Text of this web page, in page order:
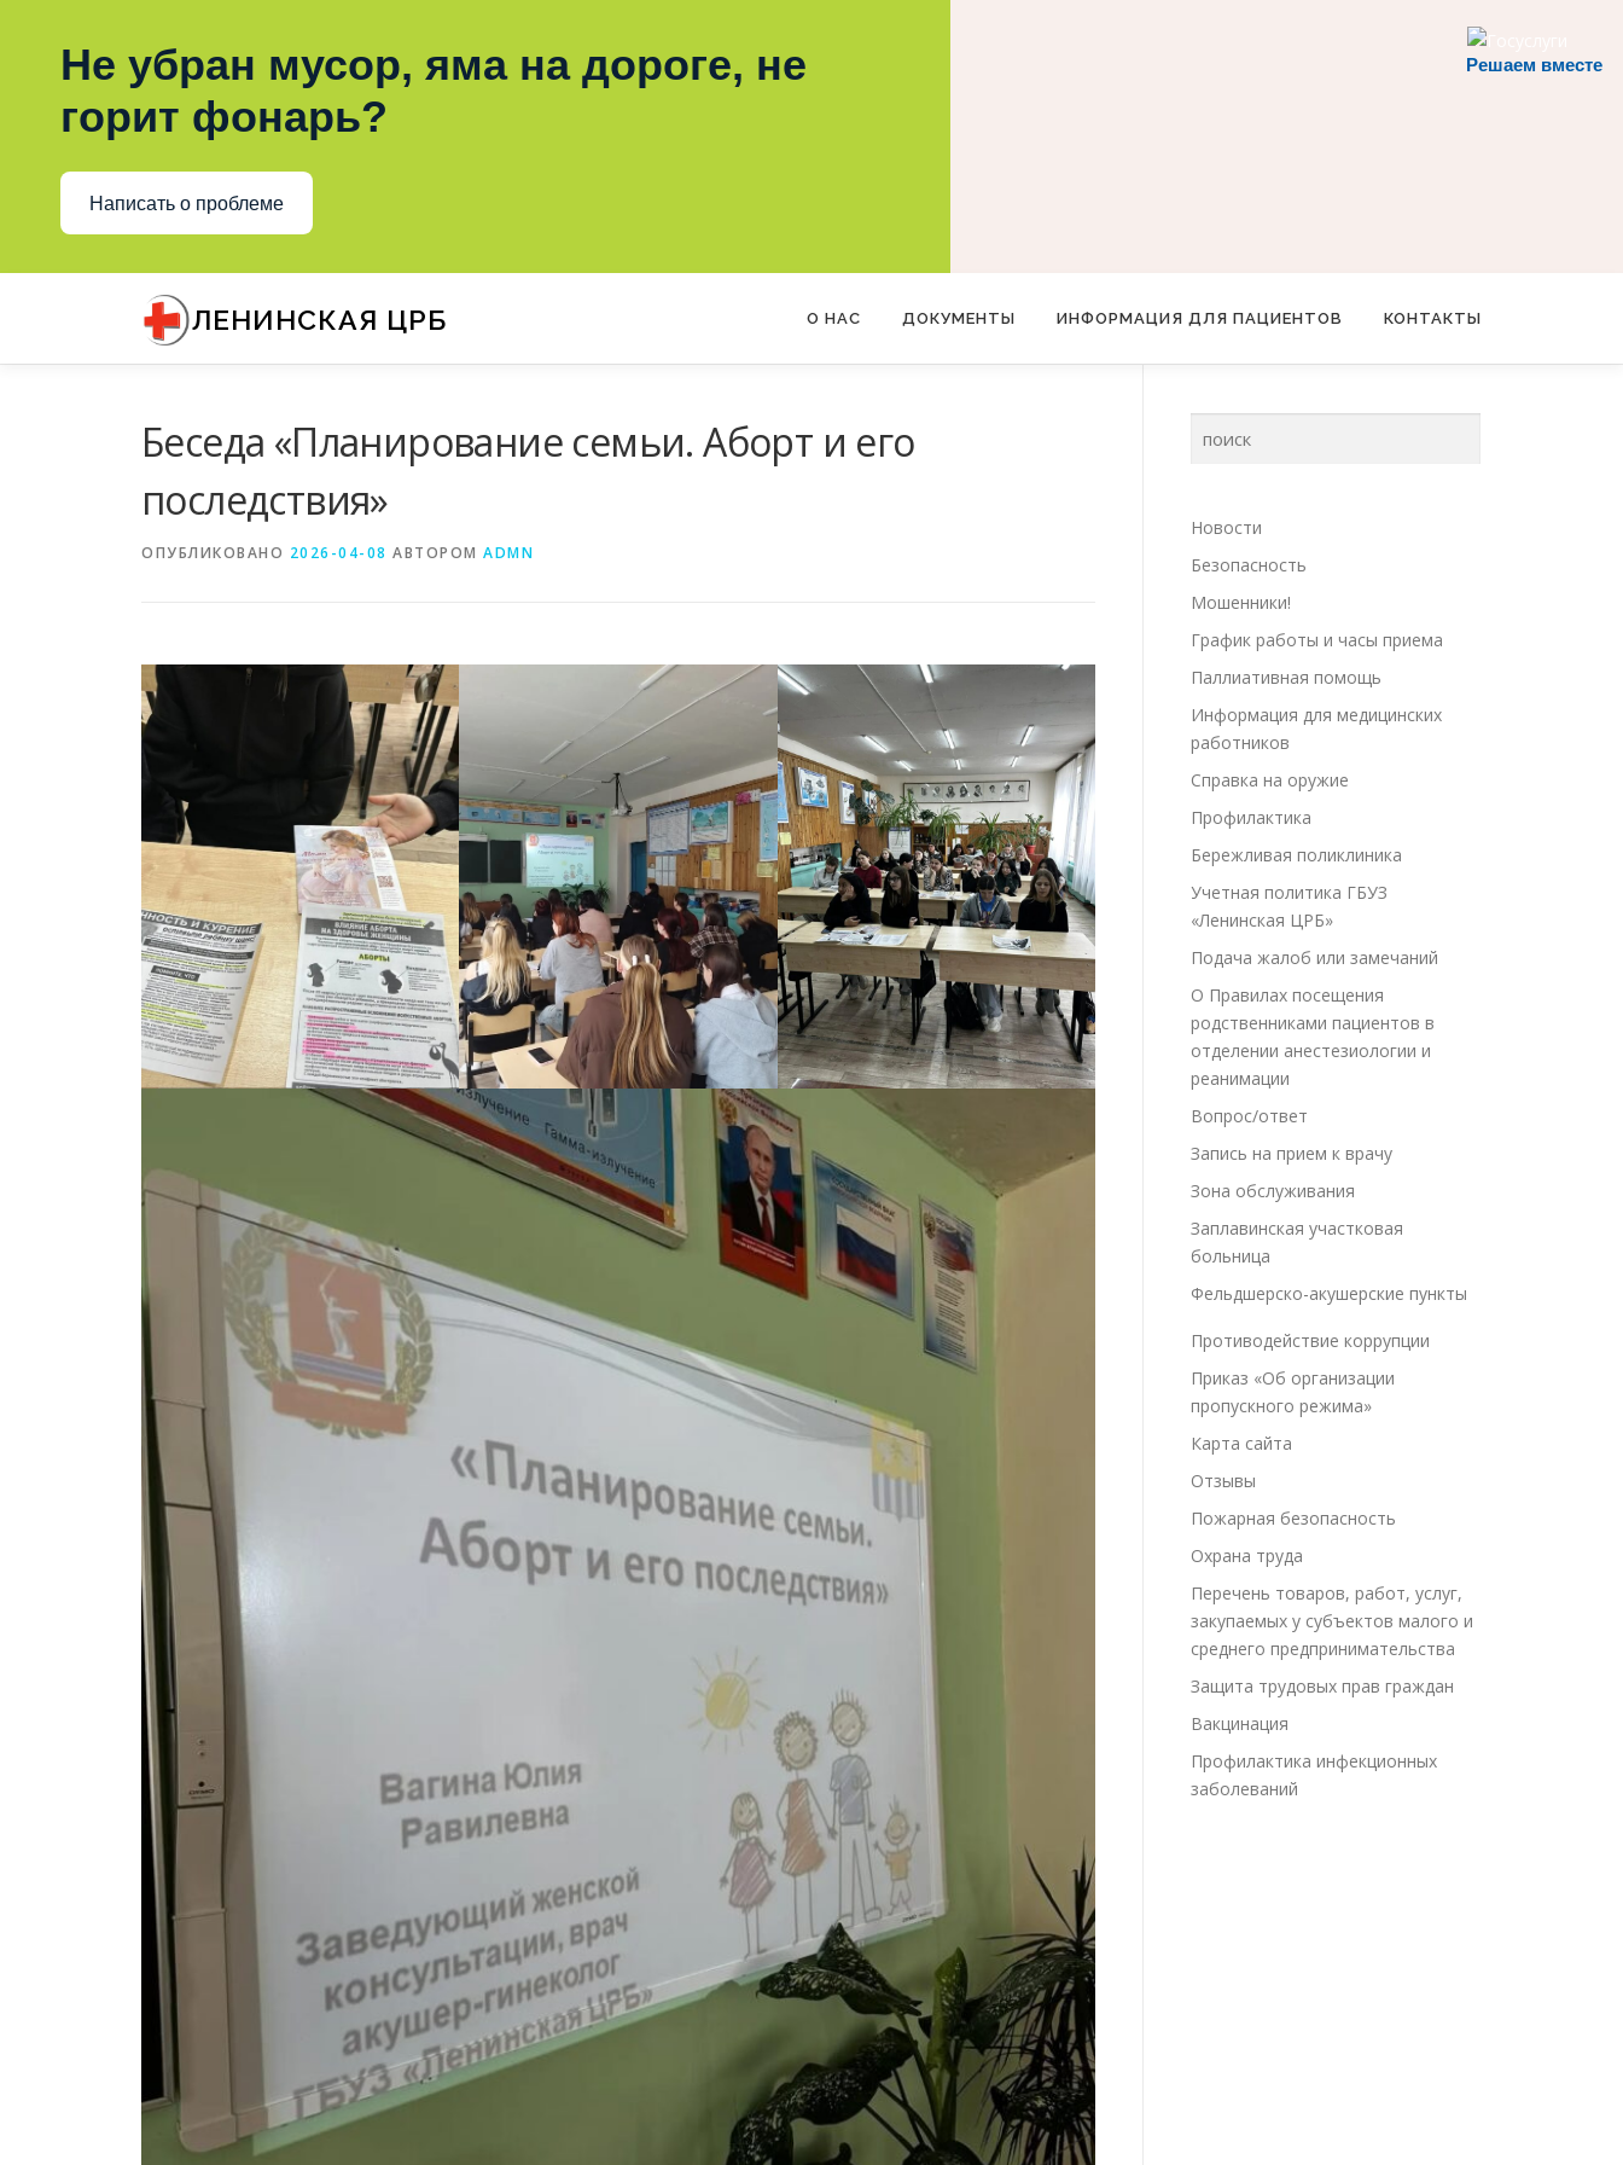
Решаем вместе
Не убран мусор, яма на дороге, не
горит фонарь?
Написать о проблеме
ЛЕНИНСКАЯ ЦРБ О НАС ДОКУМЕНТЫ ИНФОРМАЦИЯ ДЛЯ ПАЦИЕНТОВ КОНТАКТЫ
Беседа «Планирование семьи. Аборт и его
последствия»
ОПУБЛИКОВАНО 2026-04-08 АВТОРОМ ADMN
Новости
Безопасность
Мошенники!
График работы и часы приема
Паллиативная помощь
Информация для медицинских
работников
Справка на оружие
Профилактика
Бережливая поликлиника
Учетная политика ГБУЗ
«Ленинская ЦРБ»
Подача жалоб или замечаний
О Правилах посещения
родственниками пациентов в
отделении анестезиологии и
реанимации
Вопрос/ответ
Запись на прием к врачу
Зона обслуживания
Заплавинская участковая
больница
Фельдшерско-акушерские пункты
Противодействие коррупции
Приказ «Об организации
пропускного режима»
Карта сайта
Отзывы
Пожарная безопасность
Охрана труда
Перечень товаров, работ, услуг,
закупаемых у субъектов малого и
среднего предпринимательства
Защита трудовых прав граждан
Вакцинация
Профилактика инфекционных
заболеваний